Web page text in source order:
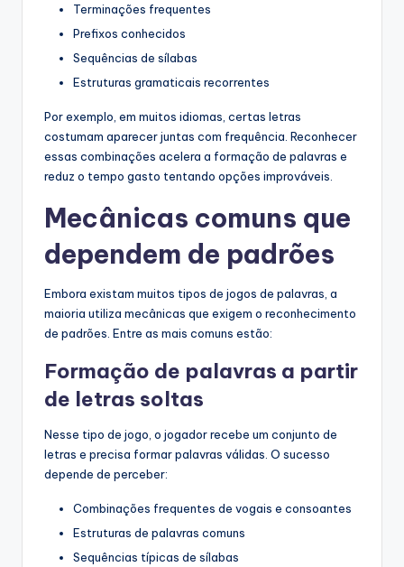
Terminações frequentes
Prefixos conhecidos
Sequências de sílabas
Estruturas gramaticais recorrentes
Por exemplo, em muitos idiomas, certas letras
costumam aparecer juntas com frequência. Reconhecer
essas combinações acelera a formação de palavras e
reduz o tempo gasto tentando opções improváveis.
Mecânicas comuns que
dependem de padrões
Embora existam muitos tipos de jogos de palavras, a
maioria utiliza mecânicas que exigem o reconhecimento
de padrões. Entre as mais comuns estão:
Formação de palavras a partir
de letras soltas
Nesse tipo de jogo, o jogador recebe um conjunto de
letras e precisa formar palavras válidas. O sucesso
depende de perceber:
Combinações frequentes de vogais e consoantes
Estruturas de palavras comuns
Sequências típicas de sílabas